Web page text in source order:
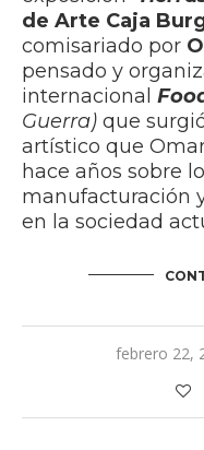
de Arte Caja
comisariado por
pensado y
internacional
Guerra) que
artístico que
hace años sobre
manufacturación
en la sociedad
febrero 22,